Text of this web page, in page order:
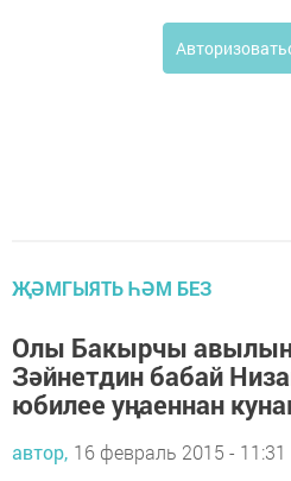
ҖӘМГЫЯТЬ ҺӘМ БЕЗ
Олы Бакырчы
Зәйнетдин бабай
юбилее уңаеннан
автор, 16 февраль 2015 - 11:31